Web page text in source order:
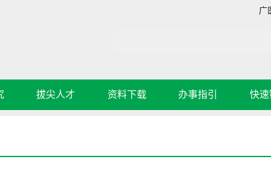
广
拔尖人才 资料下载 办事指引 快